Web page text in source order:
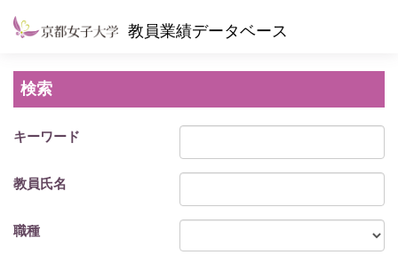
教員業績データベース
検索
キーワード
教員氏名
職種